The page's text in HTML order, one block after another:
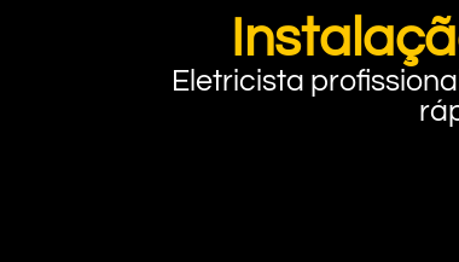
Eletricista